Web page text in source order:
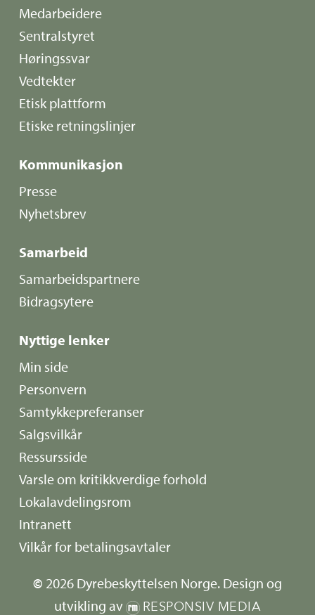
Medarbeidere
Sentralstyret
Høringssvar
Vedtekter
Etisk plattform
Etiske retningslinjer
Kommunikasjon
Presse
Nyhetsbrev
Samarbeid
Samarbeidspartnere
Bidragsytere
Nyttige lenker
Min side
Personvern
Samtykkepreferanser
Salgsvilkår
Ressursside
Varsle om kritikkverdige forhold
Lokalavdelingsrom
Intranett
Vilkår for betalingsavtaler
© 2026Dyrebeskyttelsen Norge. Design og
utvikling av
RESPONSIV MEDIA